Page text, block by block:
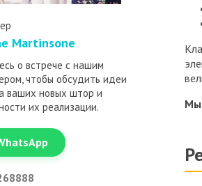
Martinsone
о встрече с нашим
чтобы обсудить идеи
ваших новых штор и
их реализации.
Мы